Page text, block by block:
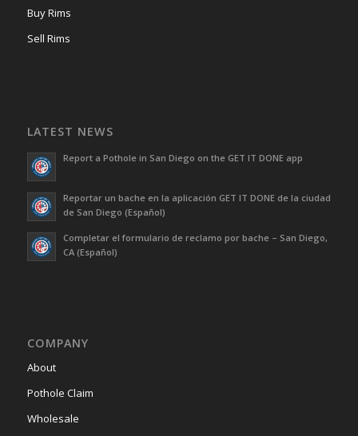
Buy Rims
Sell Rims
LATEST NEWS
Report a Pothole in San Diego on the GET IT DONE app
Reportar un bache en la aplicación GET IT DONE de la ciudad
de San Diego (Español)
Completar el formulario de reclamo por bache – San Diego,
CA (Español)
COMPANY
About
Pothole Claim
Wholesale